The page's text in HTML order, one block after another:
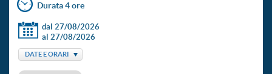
Durata 4 ore
dal 27/08/2026
al 27/08/2026
DATE E ORARI